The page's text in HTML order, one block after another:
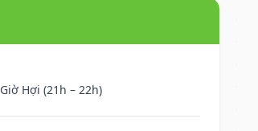
Giờ Hợi (21h – 22h)